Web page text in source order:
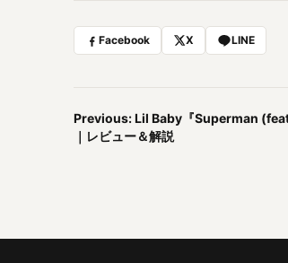
Facebook X LINE
Previous: Lil Baby『Superman
｜レビュー＆解説